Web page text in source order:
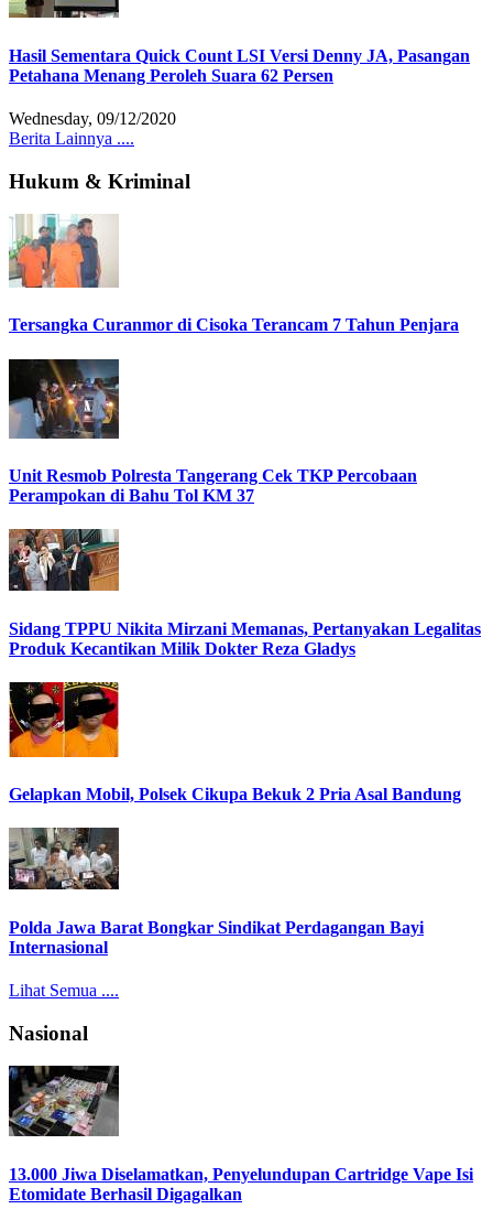
Hasil Sementara Quick Count LSI Versi Denny JA, Pasangan
Petahana Menang Peroleh Suara 62 Persen
Wednesday, 09/12/2020
Berita Lainnya ....
Hukum & Kriminal
Tersangka Curanmor di Cisoka Terancam 7 Tahun Penjara
Unit Resmob Polresta Tangerang Cek TKP Percobaan
Perampokan di Bahu Tol KM 37
Sidang TPPU Nikita Mirzani Memanas, Pertanyakan Legalitas
Produk Kecantikan Milik Dokter Reza Gladys
Gelapkan Mobil, Polsek Cikupa Bekuk 2 Pria Asal Bandung
Polda Jawa Barat Bongkar Sindikat Perdagangan Bayi
Internasional
Lihat Semua ....
Nasional
13.000 Jiwa Diselamatkan, Penyelundupan Cartridge Vape Isi
Etomidate Berhasil Digagalkan